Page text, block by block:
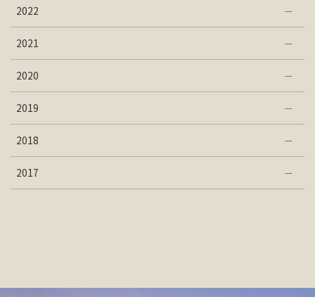
2022
2021
2020
2019
2018
2017